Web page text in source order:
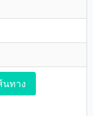
นทาง